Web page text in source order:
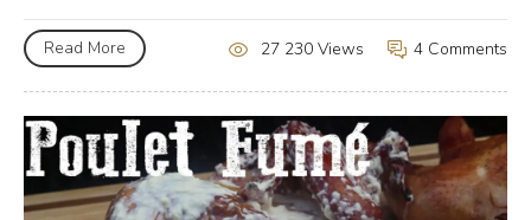
Read More 4 Comments
27 230 Views